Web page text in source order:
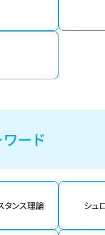
ード
タンス理論 シュ